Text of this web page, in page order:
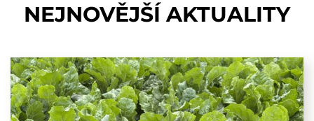
NEJNOVĚJŠÍ AKTUALITY